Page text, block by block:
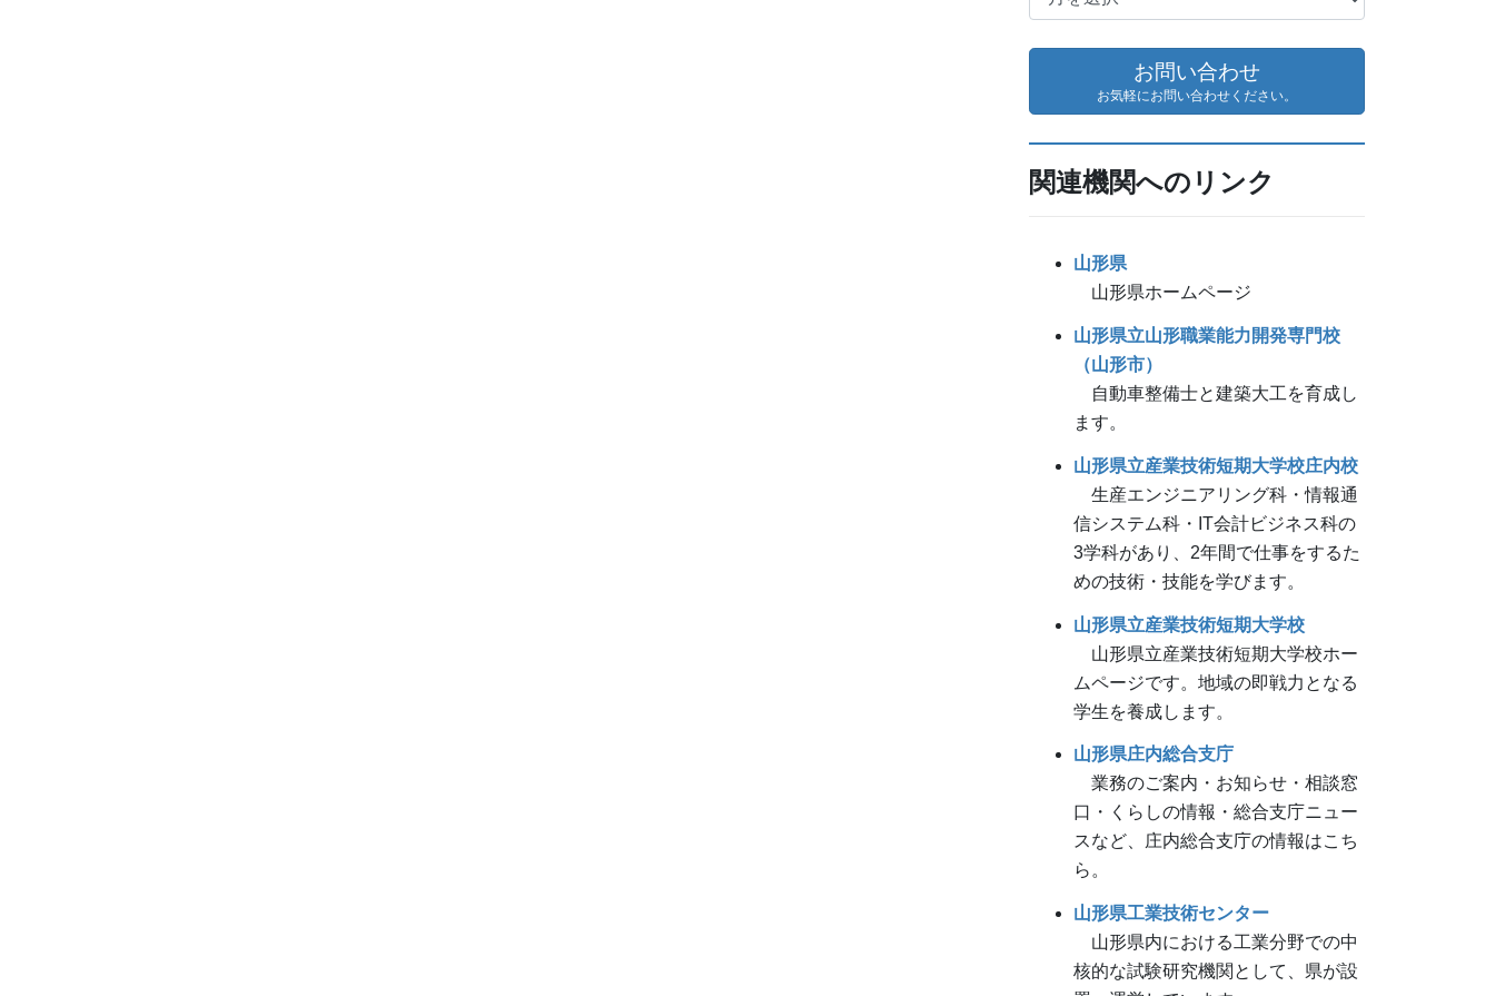
イ
お問い合わせ
お気軽にお問い合わせください。
関連機関へのリンク
山形県
山形県ホームページ
山形県立山形職業能力開発専門校
（山形市）
自動車整備士と建築大工を育成し
ます。
山形県立産業技術短期大学校庄内校
生産エンジニアリング科・情報通
信システム科・IT会計ビジネス科の
3学科があり、2年間で仕事をするた
めの技術・技能を学びます。
山形県立産業技術短期大学校
山形県立産業技術短期大学校ホー
ムページです。地域の即戦力となる
学生を養成します。
山形県庄内総合支庁
業務のご案内・お知らせ・相談窓
口・くらしの情報・総合支庁ニュー
スなど、庄内総合支庁の情報はこち
ら。
山形県工業技術センター
山形県内における工業分野での中
核的な試験研究機関として、県が設